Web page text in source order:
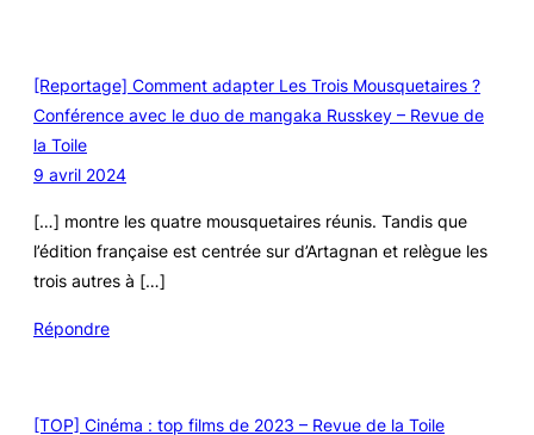
[Reportage] Comment adapter Les Trois Mousquetaires ?
Conférence avec le duo de mangaka Russkey – Revue de
la Toile
9 avril 2024
[…] montre les quatre mousquetaires réunis. Tandis que
l’édition française est centrée sur d’Artagnan et relègue les
trois autres à […]
Répondre
[TOP] Cinéma : top films de 2023 – Revue de la Toile